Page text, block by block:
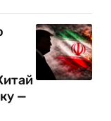
—